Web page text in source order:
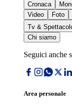
Cronaca
Video
Foto
Tv &
Chi siamo
Seguici anche
Area personale